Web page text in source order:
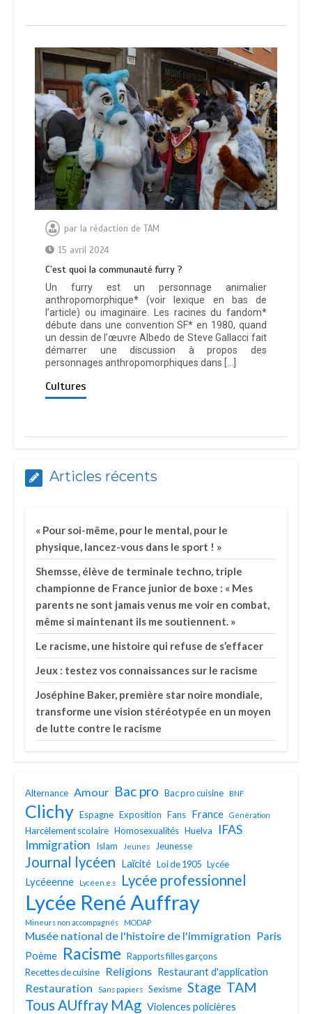
par la rédaction de TAM
15 avril 2024
C’est quoi la communauté furry ?
Un furry est un personnage animalier
anthropomorphique* (voir lexique en bas de
l’article) ou imaginaire. Les racines du fandom*
débute dans une convention SF* en 1980, quand
un dessin de l’œuvre Albedo de Steve Gallacci fait
démarrer une discussion à propos des
personnages anthropomorphiques dans […]
Cultures
Articles récents
« Pour soi-même, pour le mental, pour le
physique, lancez-vous dans le sport ! »
Shemsse, élève de terminale techno, triple
championne de France junior de boxe : « Mes
parents ne sont jamais venus me voir en combat,
même si maintenant ils me soutiennent. »
Le racisme, une histoire qui refuse de s’effacer
Jeux : testez vos connaissances sur le racisme
Joséphine Baker, première star noire mondiale,
transforme une vision stéréotypée en un moyen
de lutte contre le racisme
Alternance Amour Bac pro Bac pro cuisine BNF
Clichy Espagne Exposition Fans France Génération
Harcèlement scolaire Homosexualités Huelva
IFAS
Immigration
Islam Jeunes Jeunesse
Journal lycéen Laïcité Loi de 1905 Lycée
Lycéeenne Lycéen.e.s Lycée professionnel
Lycée René Auffray
Mineurs non accompagnés MODAP
Musée national de l'histoire de l'immigration Paris
Poème Racisme Rapports filles garçons
Recettes de cuisine
Religions Restaurant d'application
Restauration Sans papiers Sexisme Stage TAM
Tous AUffray MAg Violences policières